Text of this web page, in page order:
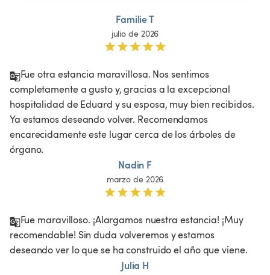
Familie T
julio de 2026
Fue otra estancia maravillosa. Nos sentimos
completamente a gusto y, gracias a la excepcional
hospitalidad de Eduard y su esposa, muy bien recibidos.
Ya estamos deseando volver. Recomendamos
encarecidamente este lugar cerca de los árboles de
órgano.
Nadin F
marzo de 2026
Fue maravilloso. ¡Alargamos nuestra estancia! ¡Muy
recomendable! Sin duda volveremos y estamos
deseando ver lo que se ha construido el año que viene.
Julia H